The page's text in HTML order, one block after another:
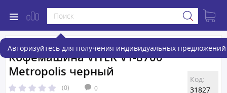
Авторизуйтесь для получения индивидуальных предложений
Кофемашина VITEK VT-8700
Metropolis черный
(0) 0
Код:
31827